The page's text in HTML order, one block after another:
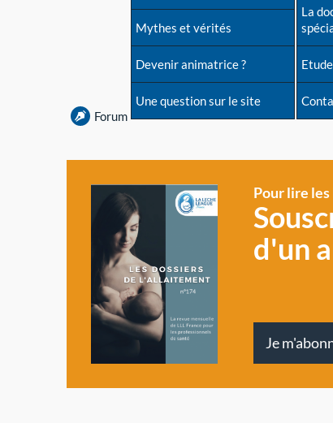
Forum
Mythes et vérités
Devenir animatrice ?
Une question sur le site
La
Pour lire
d'un
Je